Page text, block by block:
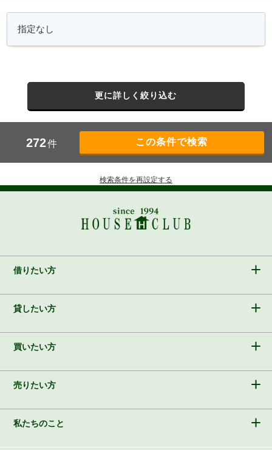
更に詳しく絞り込む
272件
検索条件を再設定する
借りたい方
貸したい方
買いたい方
売りたい方
私たちのこと